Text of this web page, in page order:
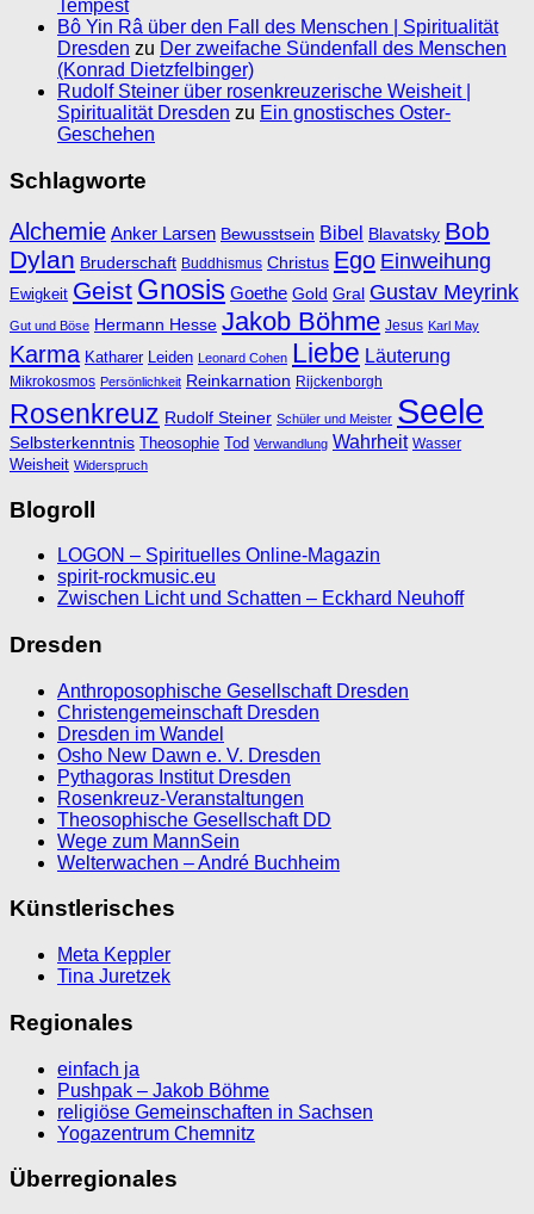
Tempest
Bô Yin Râ über den Fall des Menschen | Spiritualität
Dresden zu Der zweifache Sündenfall des Menschen
(Konrad Dietzfelbinger)
Rudolf Steiner über rosenkreuzerische Weisheit |
Spiritualität Dresden zu Ein gnostisches Oster-
Geschehen
Schlagworte
Alchemie Anker Larsen Bewusstsein Bibel Blavatsky Bob
Dylan Bruderschaft Buddhismus Christus Ego Einweihung
Ewigkeit Geist Gnosis Goethe Gold Gral Gustav Meyrink
Gut und Böse Hermann Hesse Jakob Böhme Jesus Karl May
Karma Katharer Leiden Leonard Cohen Liebe Läuterung
Mikrokosmos Persönlichkeit Reinkarnation Rijckenborgh
Rosenkreuz Rudolf Steiner Schüler und Meister Seele
Selbsterkenntnis Theosophie Tod Verwandlung Wahrheit Wasser
Weisheit Widerspruch
Blogroll
LOGON – Spirituelles Online-Magazin
spirit-rockmusic.eu
Zwischen Licht und Schatten – Eckhard Neuhoff
Dresden
Anthroposophische Gesellschaft Dresden
Christengemeinschaft Dresden
Dresden im Wandel
Osho New Dawn e. V. Dresden
Pythagoras Institut Dresden
Rosenkreuz-Veranstaltungen
Theosophische Gesellschaft DD
Wege zum MannSein
Welterwachen – André Buchheim
Künstlerisches
Meta Keppler
Tina Juretzek
Regionales
einfach ja
Pushpak – Jakob Böhme
religiöse Gemeinschaften in Sachsen
Yogazentrum Chemnitz
Überregionales